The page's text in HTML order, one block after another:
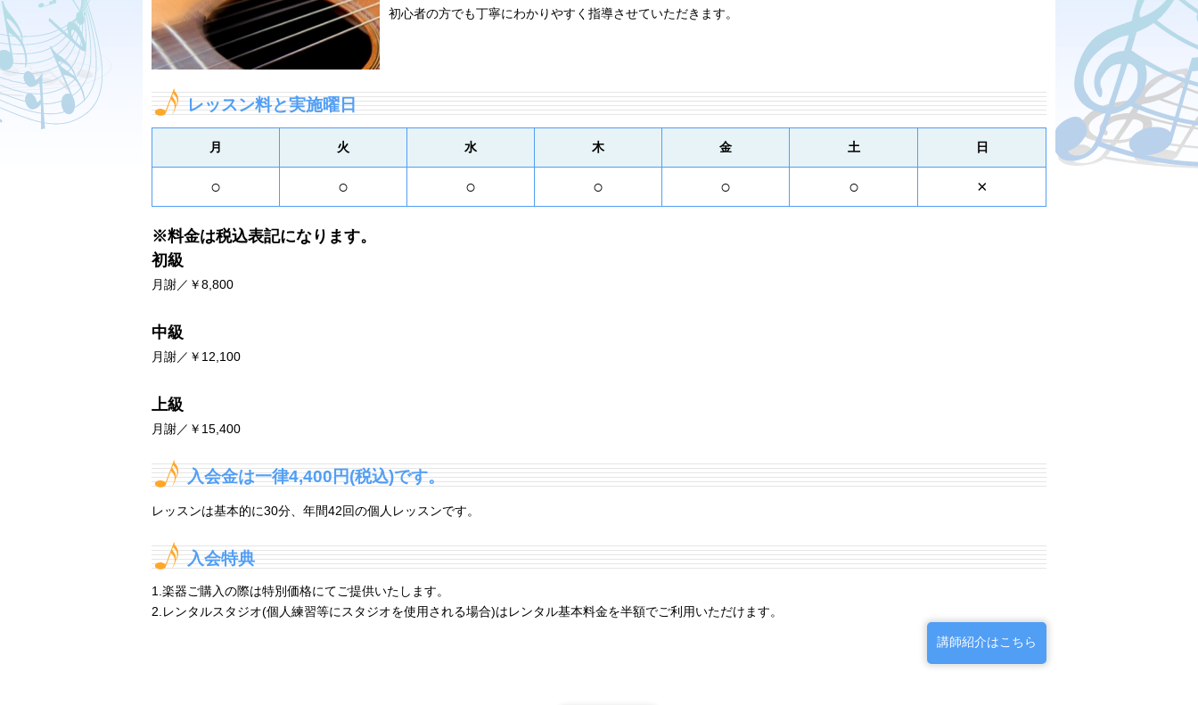
初心者の方でも丁寧にわかりやすく指導させていただきます。
レッスン料と実施曜日
月 火 水 木 金 土 日
○ ○ ○ ○ ○ ○ ×
※料金は税込表記になります。
初級
月謝／￥8,800
中級
月謝／￥12,100
上級
月謝／￥15,400
入会金は一律4,400円(税込)です。
レッスンは基本的に30分、年間42回の個人レッスンです。
入会特典
1.楽器ご購入の際は特別価格にてご提供いたします。
2.レンタルスタジオ(個人練習等にスタジオを使用される場合)はレンタル基本料金を半額でご利用いただけます。
講師紹介はこちら